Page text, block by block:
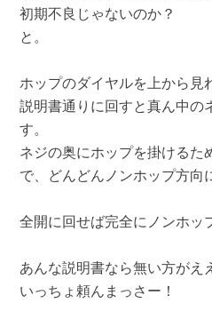
初期不良じゃないのか？
と。
ホップのダイヤルを上から見
説明書通りに回すと真ん中の
す。
ネジの奥にホップを掛けるた
で、どんどんノンホップ方向
全開に回せば完全にノンホッ
あんな説明書なら無い方がえ
いっちょ頼んまっさー！